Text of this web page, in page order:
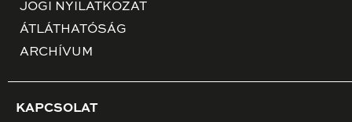
JOGI NYILATKOZAT
ÁTLÁTHATÓSÁG
ARCHÍVUM
KAPCSOLAT